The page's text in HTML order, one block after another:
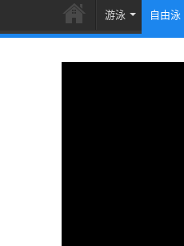
游泳 自由泳